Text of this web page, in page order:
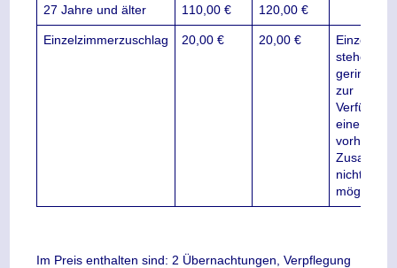
27 Jahre und älter 110,00 € 120,00 €
Einzelzimmerzuschlag 20,00 € 20,00 €
stehen
geringer
zur
Verfügung,
eine
vorherige
Zusage ist
nicht
möglich.
Im Preis enthalten sind: 2 Übernachtungen, Verpflegung